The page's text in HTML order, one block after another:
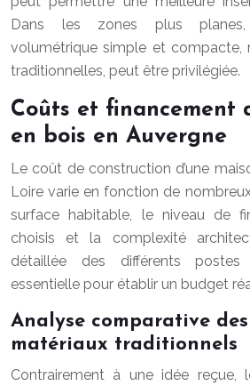
Dans les zones plus
volumétrique simple et compacte,
traditionnelles, peut être privilégiée.
Coûts et financement
en bois en Auvergne
Le coût de construction d’une
Loire varie en fonction de
surface habitable, le niveau de
choisis et la complexité
détaillée des différents
essentielle pour établir un budget
Analyse comparative
matériaux traditionnels
Contrairement à une idée reçue,